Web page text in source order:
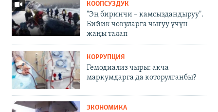
КООПСУЗДУК
"Эң биринчи – камсыздандыруу".
Бийик чокуларга чыгуу үчүн
жаңы талап
КОРРУПЦИЯ
Гемодиализ чыры: акча
маркумдарга да которулганбы?
ЭКОНОМИКА